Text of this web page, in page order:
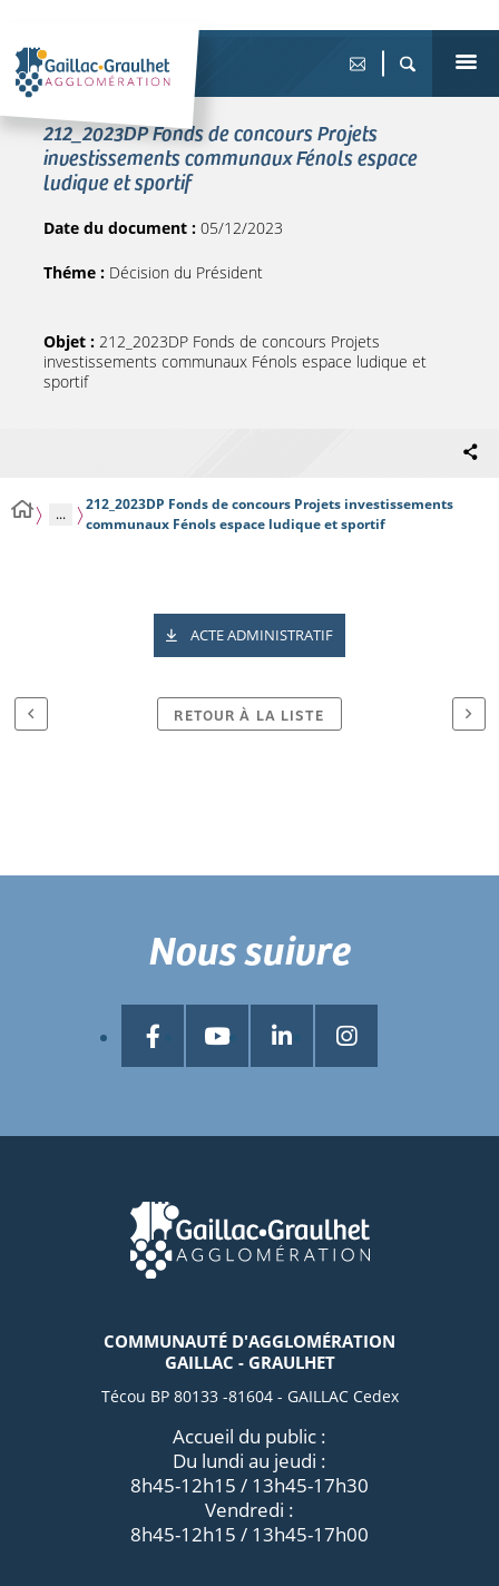
212_2023DP Fonds de concours Projets
investissements communaux Fénols espace
ludique et sportif
Date du document : 05/12/2023
Théme : Décision du Président
Objet : 212_2023DP Fonds de concours Projets
investissements communaux Fénols espace ludique et
sportif
...
212_2023DP Fonds de concours Projets investissements
communaux Fénols espace ludique et sportif
ACTE ADMINISTRATIF
RETOUR À LA LISTE
COMMUNAUTÉ D'AGGLOMÉRATION
GAILLAC - GRAULHET
Técou BP 80133 -81604 - GAILLAC Cedex
Accueil du public :
Du lundi au jeudi :
8h45-12h15 / 13h45-17h30
Vendredi :
8h45-12h15 / 13h45-17h00
Nous suivre